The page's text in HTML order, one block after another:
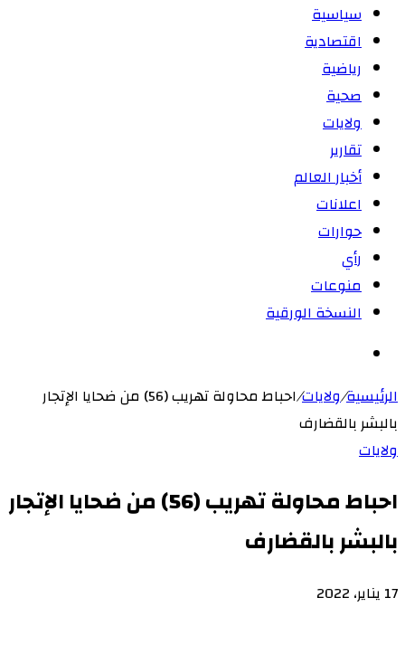
سياسية
اقتصادية
رياضية
صحية
ولايات
تقارير
أخبار العالم
اعلانات
حوارات
رأي
منوعات
النسخة الورقية
الرئيسية/ولايات/
احباط محاولة تهريب (56) من ضحايا الإتجار
بالبشر بالقضارف
ولايات
احباط محاولة تهريب (56) من ضحايا الإتجار
بالبشر بالقضارف
17 يناير، 2022